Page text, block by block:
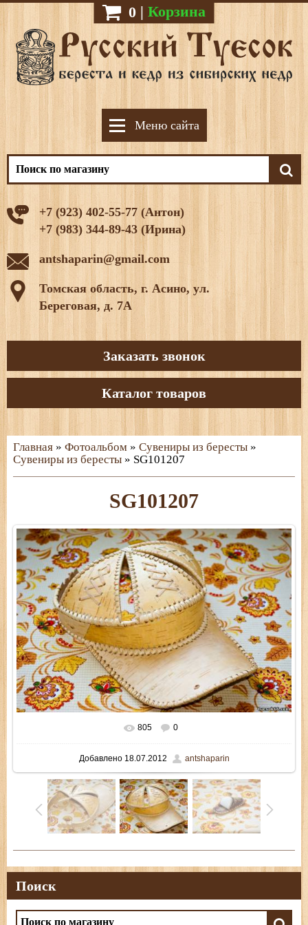
0 | Корзина
Меню сайта
+7 (923) 402-55-77 (Антон)
+7 (983) 344-89-43 (Ирина)
antshaparin@gmail.com
Томская область, г. Асино, ул.
Береговая, д. 7А
Заказать звонок
Каталог товаров
Главная » Фотоальбом » Сувениры из бересты »
Сувениры из бересты » SG101207
SG101207
В реальном размере 800x535
805 0
Добавлено18.07.2012 antshaparin
Поиск